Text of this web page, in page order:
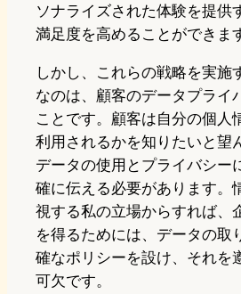
ソナライズされた体験を提供
満足度を高めることができま
しかし、これらの戦略を実施
なのは、顧客のデータプライ
ことです。顧客は自分の個人
利用されるかを知りたいと望
データの使用とプライバシー
確に伝える必要があります。
視する私の立場からすれば、
を得るためには、データの取
確なポリシーを設け、それを
可欠です。